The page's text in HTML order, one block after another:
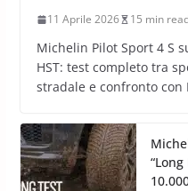
11 Aprile 2026 15 min
Michelin Pilot Sport 4 S
HST: test completo tra
stradale e confronto con